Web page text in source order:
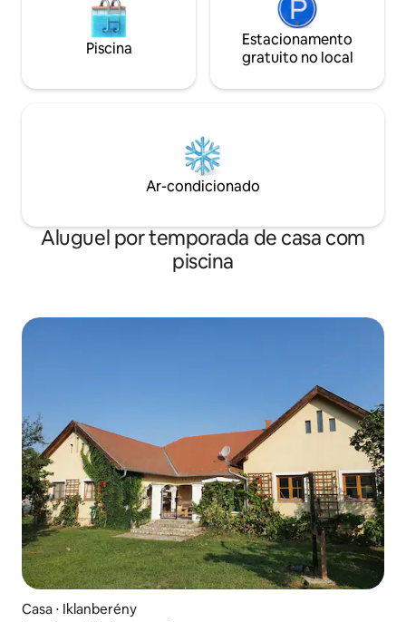
Piscina
Estacionamento
gratuito no local
Ar-condicionado
Aluguel por temporada de casa com
piscina
Casa ⋅ Iklanberény